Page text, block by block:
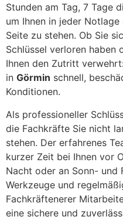
Stunden am Tag, 7 Tage
um Ihnen in jeder
Seite zu stehen. Ob Sie
Schlüssel verloren haben
Ihnen den Zutritt
in Görmin schnell,
Konditionen.
Als professioneller
die Fachkräfte Sie nicht
stehen. Der erfahrenes
kurzer Zeit bei Ihnen vor
Nacht oder an Sonn- und
Werkzeuge und
Fachkräftenerer
eine sichere und